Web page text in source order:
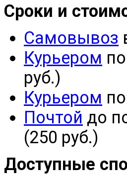
Сроки и
Самовывоз
Курьером
руб.)
Курьером
Почтой до
(250 руб.)
Доступные